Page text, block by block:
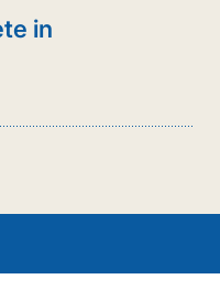
in